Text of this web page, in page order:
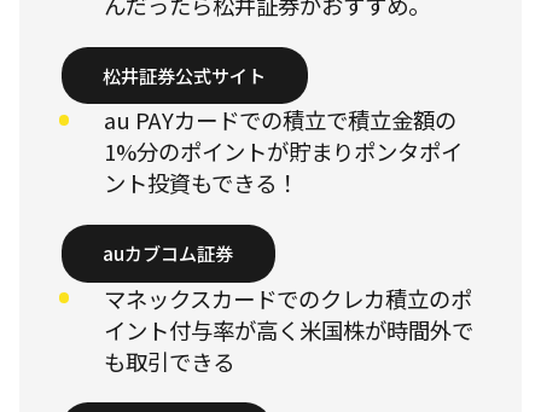
松井証券公式サイト
au PAYカードでの積立で積立金額の
1%分のポイントが貯まりポンタポイ
ント投資もできる！
auカブコム証券
マネックスカードでのクレカ積立のポ
イント付与率が高く米国株が時間外で
も取引できる